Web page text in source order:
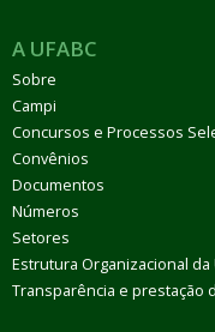
A UFABC
Sobre
Campi
Concursos e Processos
Convênios
Documentos
Números
Setores
Estrutura Organizacional da
Transparência e prestação